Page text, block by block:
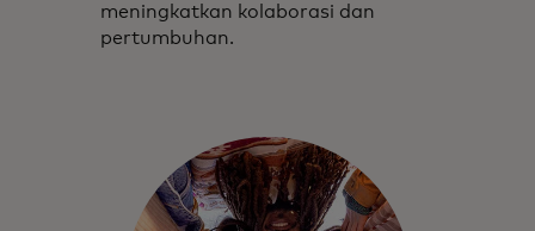
meningkatkan kolaborasi dan
pertumbuhan.